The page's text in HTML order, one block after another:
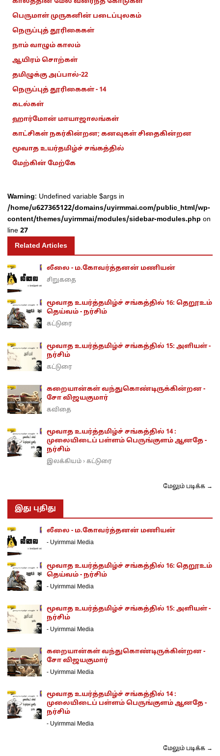
காலத்தின் மேல் வரைந்த கோடுகள்
பெருமாள் முருகனின் படைப்புலகம்
நெருப்புத் தூரிகைகள்
நாம் வாழும் காலம்
ஆயிரம் சொற்கள்
தமிழுக்கு அப்பால்-22
நெருப்புத் தூரிகைகள் - 14
கடல்கள்
ஹார்மோன் மாயாஜாலங்கள்
காட்சிகள் நகர்கின்றன; கனவுகள் சிதைகின்றன
மூவாத உயர்தமிழ்ச் சங்கத்தில்
மேற்கின் மேற்கே
Warning: Undefined variable $args in
/home/u627365122/domains/uyirmmai.com/public_html/wp-
content/themes/uyirmmai/modules/sidebar-modules.php on
line 27
Related Articles
லீலை - ம.கோவர்த்தனன் மணியன்
சிறுகதை
மூவாத உயர்த்தமிழ்ச் சங்கத்தில் 16: தெறூஉம்
தெய்வம் - நர்சிம்
கட்டுரை
மூவாத உயர்த்தமிழ்ச் சங்கத்தில் 15: அளியள் -
நர்சிம்
கட்டுரை
கறையான்கள் வந்துகொண்டிருக்கின்றன -
சோ விஜயகுமார்
கவிதை
மூவாத உயர்த்தமிழ்ச் சங்கத்தில் 14 :
முலையிடைப் பள்ளம் பெருங்குளம் ஆனதே -
நர்சிம்
இலக்கியம் › கட்டுரை
மேலும் படிக்க →
இது புதிது
லீலை - ம.கோவர்த்தனன் மணியன்
- Uyirmmai Media
மூவாத உயர்த்தமிழ்ச் சங்கத்தில் 16: தெறூஉம்
தெய்வம் - நர்சிம்
- Uyirmmai Media
மூவாத உயர்த்தமிழ்ச் சங்கத்தில் 15: அளியள் -
நர்சிம்
- Uyirmmai Media
கறையான்கள் வந்துகொண்டிருக்கின்றன -
சோ விஜயகுமார்
- Uyirmmai Media
மூவாத உயர்த்தமிழ்ச் சங்கத்தில் 14 :
முலையிடைப் பள்ளம் பெருங்குளம் ஆனதே -
நர்சிம்
- Uyirmmai Media
மேலும் படிக்க →